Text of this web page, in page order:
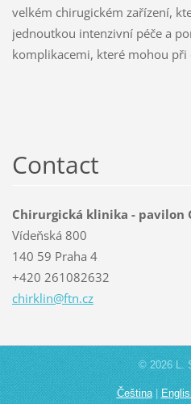
velkém chirugickém zařízení,
jednoutkou intenzivní péče a
komplikacemi, které mohou
Contact
Chirurgická klinika - pavilon
Vídeňská 800
140 59 Praha 4
+420 261082632
chirklin@ftn.cz
© 2026 L.
Čeština|